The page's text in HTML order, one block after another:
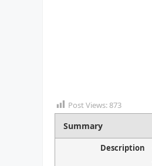
Post Views:873
Summary
Description